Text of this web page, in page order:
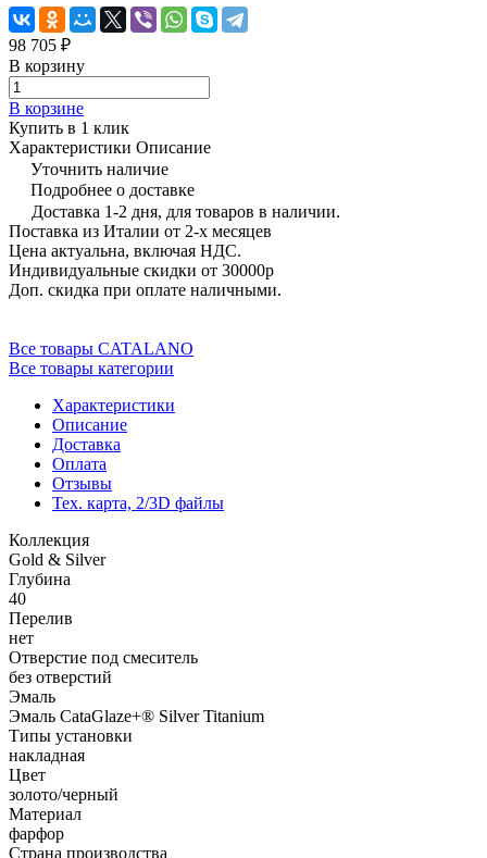
98 705 ₽
В корзину
В корзине
Купить в 1 клик
Характеристики Описание
Уточнить наличие
Подробнее о доставке
Доставка 1-2 дня, для товаров в наличии.
Поставка из Италии от 2-х месяцев
Цена актуальна, включая НДС.
Индивидуальные скидки от 30000р
Доп. скидка при оплате наличными.
Все товары CATALANO
Все товары категории
Характеристики
Описание
Доставка
Оплата
Отзывы
Тех. карта, 2/3D файлы
Коллекция
Gold & Silver
Глубина
40
Перелив
нет
Отверстие под смеситель
без отверстий
Эмаль
Эмаль CataGlaze+® Silver Titanium
Типы установки
накладная
Цвет
золото/черный
Материал
фарфор
Страна производства